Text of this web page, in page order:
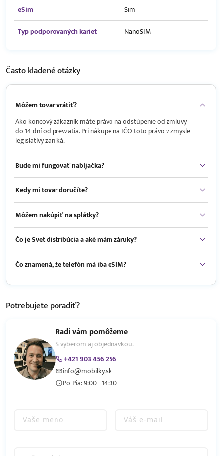
eSim
Sim
Typ podporovaných kariet
NanoSIM
Často kladenéotázky
Môžem tovar vrátiť?
Ako koncový zákazník máte právo na odstúpenie od zmluvy
do 14 dní od prevzatia. Pri nákupe na IČO toto právo v zmysle
legislatívy zaniká.
Bude mi fungovať nabíjačka?
Kedy mi tovar doručíte?
Môžem nakúpiť na splátky?
Čo je Svet distribúcia a aké mám záruky?
Čo znamená, že telefón má iba eSIM?
Potrebujete poradiť?
Radi vám pomôžeme
S výberom aj objednávkou.
+421 903 456 256
info@mobilky.sk
Po-Pia: 9:00 - 14:30